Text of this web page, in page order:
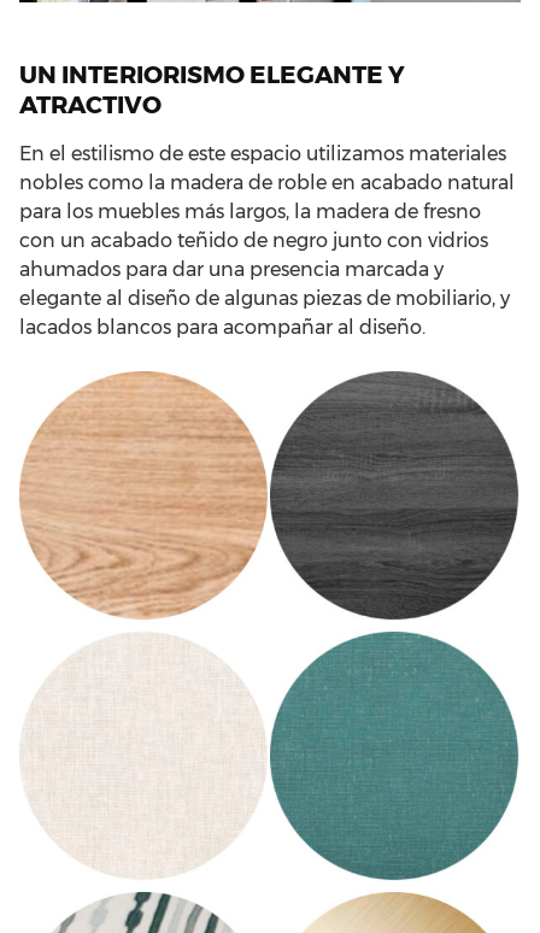
UN INTERIORISMO ELEGANTE Y
ATRACTIVO
En el estilismo de este espacio utilizamos materiales
nobles como la madera de roble en acabado natural
para los muebles más largos, la madera de fresno
con un acabado teñido de negro junto con vidrios
ahumados para dar una presencia marcada y
elegante al diseño de algunas piezas de mobiliario, y
lacados blancos para acompañar al diseño.